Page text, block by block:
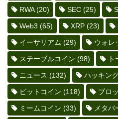
RWA(20) SEC (25)
Web3 (65) XRP (23)
イーサリアム (29) ウォレ
ステーブルコイン (98)
ニュース (132) ハッキン
ビットコイン (118) ブロ
ミームコイン (33) メタバ